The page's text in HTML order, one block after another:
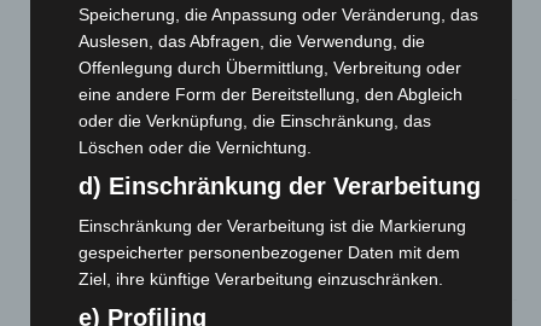
Niedersachsen: Feuerwehrkräfte kehren nach
Waldbrandeinsatz aus Spanien zurück
7. August 2026
Hannover: Erste Tigermücken-Population in Niedersachsen
entdeckt
7. August 2026
Brand im „Haus der Begegnung“ in Neuwarmbüchen schnell
eingedämmt
6. August 2026
Speicherung, die Anpassung oder Veränderung, das
Auslesen, das Abfragen, die Verwendung, die
Offenlegung durch Übermittlung, Verbreitung oder
eine andere Form der Bereitstellung, den Abgleich
oder die Verknüpfung, die Einschränkung, das
Löschen oder die Vernichtung.
d) Einschränkung der Verarbeitung
Einschränkung der Verarbeitung ist die Markierung
gespeicherter personenbezogener Daten mit dem
Ziel, ihre künftige Verarbeitung einzuschränken.
e) Profiling